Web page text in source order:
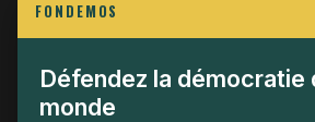
Qui sommes-nous
Join the Fight
Opérationnel
FONDEMOS
Défendez la démocratie
monde